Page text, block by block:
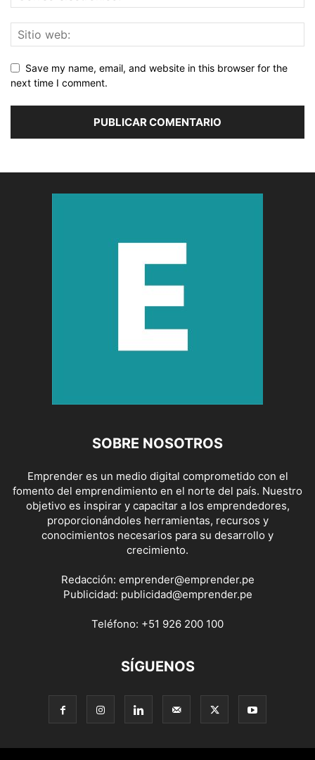
Save my name, email, and website in this browser for the
next time I comment.
SOBRE NOSOTROS
Emprender es un medio digital comprometido con el
fomento del emprendimiento en el norte del país. Nuestro
objetivo es inspirar y capacitar a los emprendedores,
proporcionándoles herramientas, recursos y
conocimientos necesarios para su desarrollo y
crecimiento.
Redacción: emprender@emprender.pe
Publicidad: publicidad@emprender.pe
Teléfono: +51 926 200 100
SÍGUENOS